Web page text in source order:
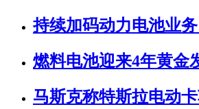
持续加码动力电池业
燃料电池迎来4年黄金
马斯克称特斯拉电动